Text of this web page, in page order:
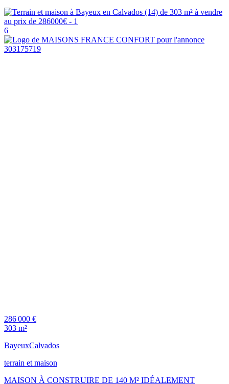
6
286 000 €
303 m²
BayeuxCalvados
terrain et maison
MAISON À CONSTRUIRE DE 140 M² IDÉALEMENT